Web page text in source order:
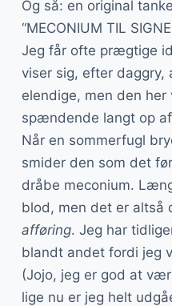
n
Og så: en original
“MECONIUM TIL
Jeg får ofte prægtige
viser sig, efter
elendige, men den
spændende langt op
Når en sommerfugl
smider den som det
dråbe meconium.
blod, men det er altså
afføring. Jeg har
blandt andet fordi jeg
(Jojo, jeg er god at
lige nu er jeg helt